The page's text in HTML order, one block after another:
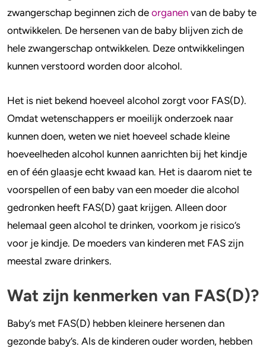
zwangerschap beginnen zich de organen van de baby te
ontwikkelen. De hersenen van de baby blijven zich de
hele zwangerschap ontwikkelen. Deze ontwikkelingen
kunnen verstoord worden door alcohol.
Het is niet bekend hoeveel alcohol zorgt voor FAS(D).
Omdat wetenschappers er moeilijk onderzoek naar
kunnen doen, weten we niet hoeveel schade kleine
hoeveelheden alcohol kunnen aanrichten bij het kindje
en of één glaasje echt kwaad kan. Het is daarom niet te
voorspellen of een baby van een moeder die alcohol
gedronken heeft FAS(D) gaat krijgen. Alleen door
helemaal geen alcohol te drinken, voorkom je risico’s
voor je kindje. De moeders van kinderen met FAS zijn
meestal zware drinkers.
Wat zijn kenmerken van FAS(D)?
Baby’s met FAS(D) hebben kleinere hersenen dan
gezonde baby’s. Als de kinderen ouder worden, hebben